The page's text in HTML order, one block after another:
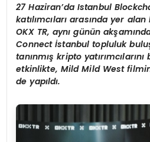
27 Haziran’da Istanbul
katılımcıları arasında yer
OKX TR, aynı günün akşamı
Connectİstanbul topluluk
tanınmış kripto
etkinlikte, Mild Mild West
de yapıldı.